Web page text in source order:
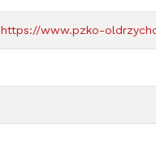
https://www.pzko-